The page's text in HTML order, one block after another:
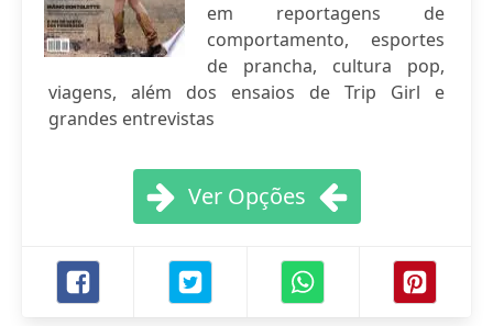
em reportagens de
comportamento, esportes
de prancha, cultura pop,
viagens, além dos ensaios de Trip Girl e
grandes entrevistas
Ver Opções